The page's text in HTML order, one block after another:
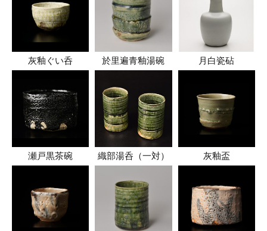
灰釉ぐい呑 於里遍青釉湯碗 月白瓷砧
瀬戸黒茶碗 織部湯呑（一対） 灰釉盃